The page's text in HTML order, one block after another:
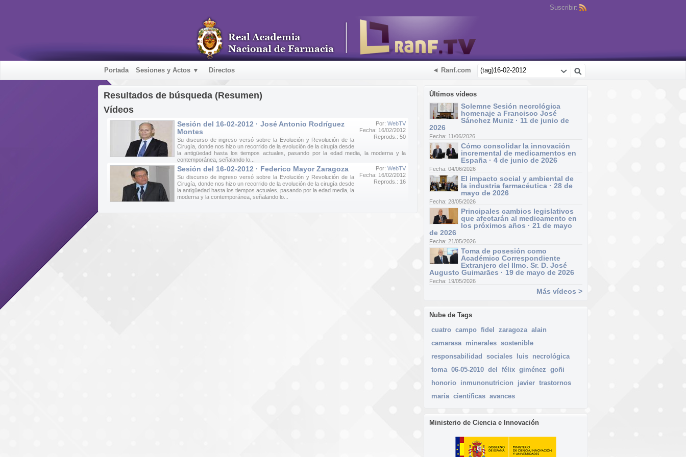
Suscribir:
Portada Sesiones y Actos ▼ Directos ◄ Ranf.com
Últimos vídeos
Solemne Sesión necrológica
homenaje a Francisco José
Sánchez Muniz · 11 de junio de
2026
Fecha: 11/06/2026
Cómo consolidar la innovación
incremental de medicamentos en
España · 4 de junio de 2026
Fecha: 04/06/2026
El impacto social y ambiental de
la industria farmacéutica · 28 de
mayo de 2026
Fecha: 28/05/2026
Principales cambios legislativos
que afectarán al medicamento en
los próximos años · 21 de mayo
de 2026
Fecha: 21/05/2026
Toma de posesión como
Académico Correspondiente
Extranjero del Ilmo. Sr. D. José
Augusto Guimarães · 19 de mayo de 2026
Fecha: 19/05/2026
Más vídeos >
Nube de Tags
cuatro campo fidel zaragoza alain
camarasa minerales sostenible
responsabilidad
sociales luis necrológica
toma 06-05-2010 del félix giménez goñi
honorio inmunonutricion javier trastornos
maría científicas avances
Ministerio de Ciencia e Innovación
Resultados de búsqueda (Resumen)
Vídeos
Por: WebTV
Fecha: 16/02/2012
Reprods.: 50
Sesión del 16-02-2012 · José Antonio Rodríguez
Montes
Su discurso de ingreso versó sobre la Evolución y Revolución de la
Cirugía, donde nos hizo un recorrido de la evolución de la cirugía desde
la antigüedad hasta los tiempos actuales, pasando por la edad media, la moderna y la
contemporánea, señalando lo...
Por: WebTV
Fecha: 16/02/2012
Reprods.: 16
Sesión del 16-02-2012 · Federico Mayor Zaragoza
Su discurso de ingreso versó sobre la Evolución y Revolución de la
Cirugía, donde nos hizo un recorrido de la evolución de la cirugía desde
la antigüedad hasta los tiempos actuales, pasando por la edad media, la
moderna y la contemporánea, señalando lo...